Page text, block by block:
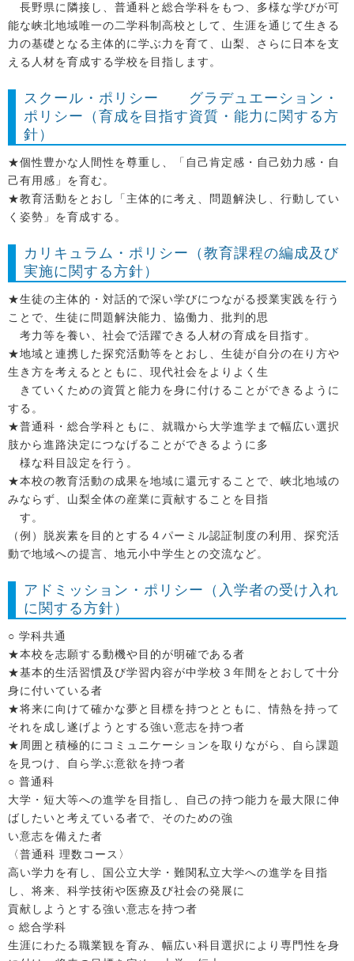
長野県に隣接し、普通科と総合学科をもつ、多様な学びが可
能な峡北地域唯一の二学科制高校として、生涯を通じて生きる
力の基礎となる主体的に学ぶ力を育て、山梨、さらに日本を支
える人材を育成する学校を目指します。
スクール・ポリシー グラデュエーション・
ポリシー（育成を目指す資質・能力に関する方
針）
★個性豊かな人間性を尊重し、「自己肯定感・自己効力感・自
己有用感」を育む。
★教育活動をとおし「主体的に考え、問題解決し、行動してい
く姿勢」を育成する。
カリキュラム・ポリシー（教育課程の編成及び
実施に関する方針）
★生徒の主体的・対話的で深い学びにつながる授業実践を行う
ことで、生徒に問題解決能力、協働力、批判的思
考力等を養い、社会で活躍できる人材の育成を目指す。
★地域と連携した探究活動等をとおし、生徒が自分の在り方や
生き方を考えるとともに、現代社会をよりよく生
きていくための資質と能力を身に付けることができるように
する。
★普通科・総合学科ともに、就職から大学進学まで幅広い選択
肢から進路決定につなげることができるように多
様な科目設定を行う。
★本校の教育活動の成果を地域に還元することで、峡北地域の
みならず、山梨全体の産業に貢献することを目指
す。
（例）脱炭素を目的とする４パーミル認証制度の利用、探究活
動で地域への提言、地元小中学生との交流など。
アドミッション・ポリシー（入学者の受け入れ
に関する方針）
○ 学科共通
★本校を志願する動機や目的が明確である者
★基本的生活習慣及び学習内容が中学校３年間をとおして十分
身に付いている者
★将来に向けて確かな夢と目標を持つとともに、情熱を持って
それを成し遂げようとする強い意志を持つ者
★周囲と積極的にコミュニケーションを取りながら、自ら課題
を見つけ、自ら学ぶ意欲を持つ者
○ 普通科
大学・短大等への進学を目指し、自己の持つ能力を最大限に伸
ばしたいと考えている者で、そのための強
い意志を備えた者
〈普通科 理数コース〉
高い学力を有し、国公立大学・難関私立大学への進学を目指
し、将来、科学技術や医療及び社会の発展に
貢献しようとする強い意志を持つ者
○ 総合学科
生涯にわたる職業観を育み、幅広い科目選択により専門性を身